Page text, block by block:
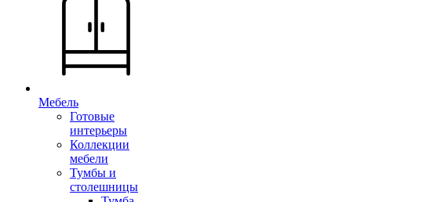
Мебель
Готовые
интерьеры
Коллекции
мебели
Тумбы и
столешницы